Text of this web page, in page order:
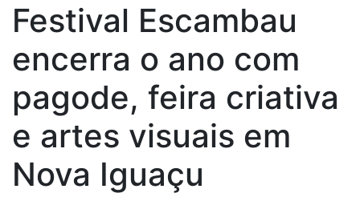
Festival Escambau
encerra o ano com
pagode, feira criativa
e artes visuais em
Nova Iguaçu